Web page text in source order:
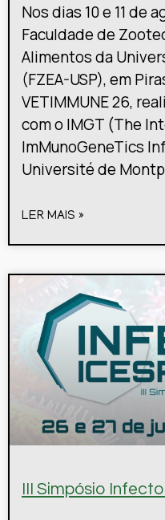
Nos dias 10 e 11 de
Faculdade de
Alimentos da
(FZEA-USP), em
VETIMMUNE 26,
com o IMGT (The
ImMunoGeneTics
Université de
LER MAIS »
III Simpósio